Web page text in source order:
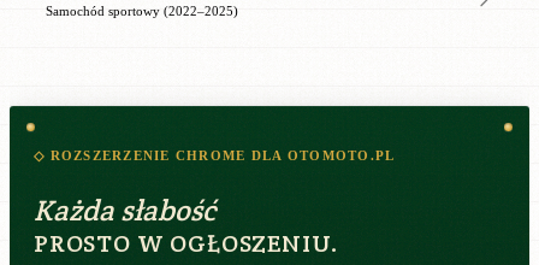
Samochód sportowy (2022–2025)
◇ ROZSZERZENIE CHROME DLA OTOMOTO.PL
Każda słabość
PROSTO W OGŁOSZENIU.